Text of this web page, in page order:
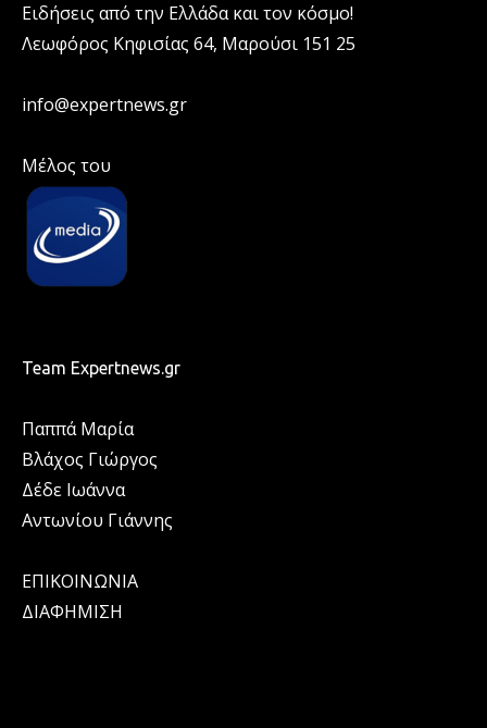
Ειδήσεις από την Ελλάδα και τον κόσμο!
Λεωφόρος Κηφισίας 64, Μαρούσι 151 25
info@expertnews.gr
Μέλος του
Team Expertnews.gr
Παππά Μαρία
Βλάχος Γιώργος
Δέδε Ιωάννα
Αντωνίου Γιάννης
ΕΠΙΚΟΙΝΩΝΙΑ
ΔΙΑΦΗΜΙΣΗ